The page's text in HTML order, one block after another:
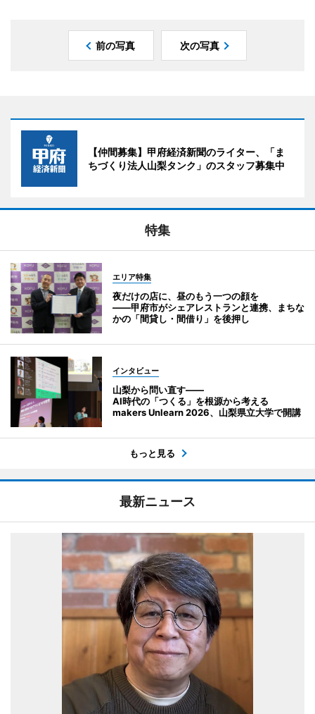
前の写真 次の写真
【仲間募集】甲府経済新聞のライター、「ま
ちづくり法人山梨タンク」のスタッフ募集中
特集
エリア特集
夜だけの店に、昼のもう一つの顔を
――甲府市がシェアレストランと連携、まちな
かの「間貸し・間借り」を後押し
インタビュー
山梨から問い直す――
AI時代の「つくる」を根源から考える
makers Unlearn 2026、山梨県立大学で開講
もっと見る
最新ニュース